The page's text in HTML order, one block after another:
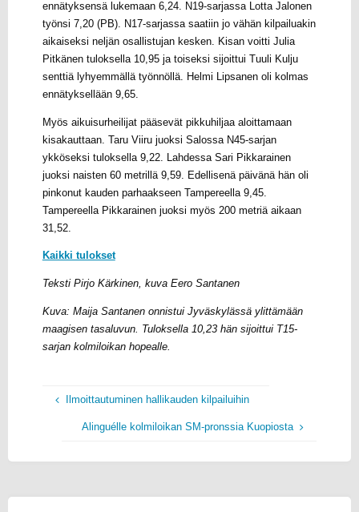
ennätyksensä lukemaan 6,24. N19-sarjassa Lotta Jalonen
työnsi 7,20 (PB). N17-sarjassa saatiin jo vähän kilpailuakin
aikaiseksi neljän osallistujan kesken. Kisan voitti Julia
Pitkänen tuloksella 10,95 ja toiseksi sijoittui Tuuli Kulju
senttiä lyhyemmällä työnnöllä. Helmi Lipsanen oli kolmas
ennätyksellään 9,65.
Myös aikuisurheilijat pääsevät pikkuhiljaa aloittamaan
kisakauttaan. Taru Viiru juoksi Salossa N45-sarjan
ykköseksi tuloksella 9,22. Lahdessa Sari Pikkarainen
juoksi naisten 60 metrillä 9,59. Edellisenä päivänä hän oli
pinkonut kauden parhaakseen Tampereella 9,45.
Tampereella Pikkarainen juoksi myös 200 metriä aikaan
31,52.
Kaikki tulokset
Teksti Pirjo Kärkinen, kuva Eero Santanen
Kuva: Maija Santanen onnistui Jyväskylässä ylittämään
maagisen tasaluvun. Tuloksella 10,23 hän sijoittui T15-
sarjan kolmiloikan hopealle.
Ilmoittautuminen hallikauden kilpailuihin
Alinguélle kolmiloikan SM-pronssia Kuopiosta